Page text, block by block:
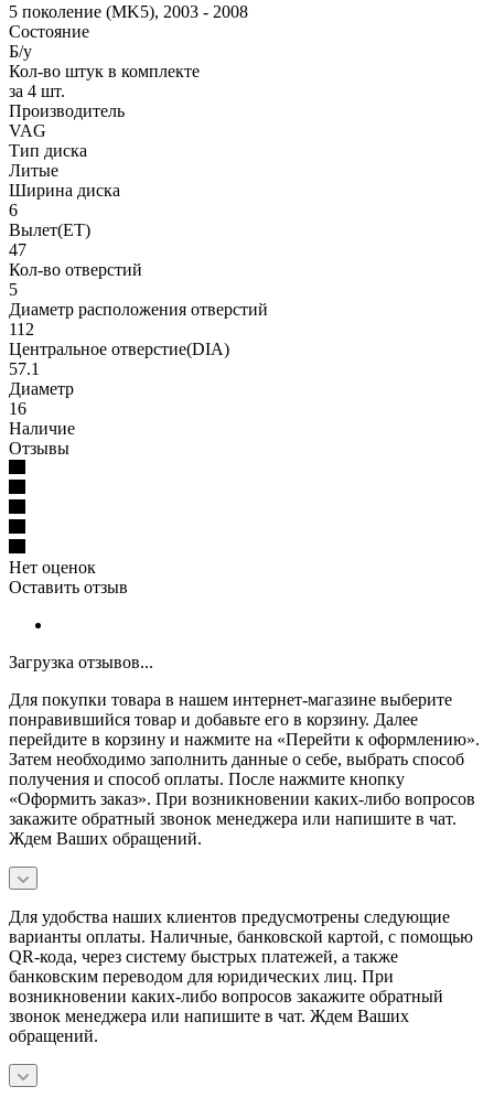
5 поколение (MK5), 2003 - 2008
Состояние
Б/у
Кол-во штук в комплекте
за 4 шт.
Производитель
VAG
Тип диска
Литые
Ширина диска
6
Вылет(ЕТ)
47
Кол-во отверстий
5
Диаметр расположения отверстий
112
Центральное отверстие(DIA)
57.1
Диаметр
16
Наличие
Отзывы
Нет оценок
Оставить отзыв
Загрузка отзывов...
Для покупки товара в нашем интернет-магазине выберите
понравившийся товар и добавьте его в корзину. Далее
перейдите в корзину и нажмите на «Перейти к оформлению».
Затем необходимо заполнить данные о себе, выбрать способ
получения и способ оплаты. После нажмите кнопку
«Оформить заказ». При возникновении каких-либо вопросов
закажите обратный звонок менеджера или напишите в чат.
Ждем Ваших обращений.
Для удобства наших клиентов предусмотрены следующие
варианты оплаты. Наличные, банковской картой, с помощью
QR-кода, через систему быстрых платежей, а также
банковским переводом для юридических лиц. При
возникновении каких-либо вопросов закажите обратный
звонок менеджера или напишите в чат. Ждем Ваших
обращений.